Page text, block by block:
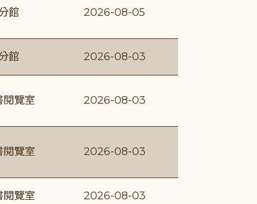
館 2026-08-05
館 2026-08-03
閱覽室 2026-08-03
閱覽室 2026-08-03
閱覽室 2026-08-03